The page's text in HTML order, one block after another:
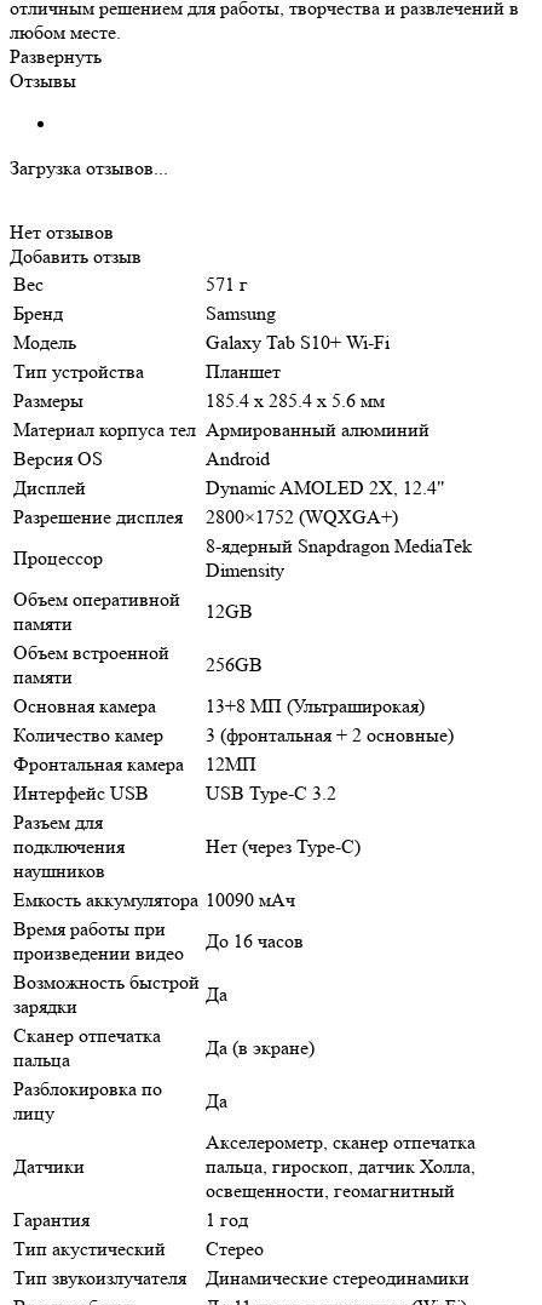
отличным решением для работы, творчества и развлечений в
любом месте.
Развернуть
Отзывы
Загрузка отзывов...
Нет отзывов
Добавить отзыв
Вес
571 г
Бренд
Samsung
Модель
Galaxy Tab S10+ Wi-Fi
Тип устройства
Планшет
Размеры
185.4 x 285.4 x 5.6 мм
Материал корпуса тел Армированный алюминий
Версия OS
Android
Дисплей
Dynamic AMOLED 2X, 12.4"
Разрешение дисплея
2800×1752 (WQXGA+)
Процессор
8-ядерный Snapdragon MediaTek
Dimensity
Объем оперативной
памяти
12GB
Объем встроенной
памяти
256GB
Основная камера
13+8 МП (Ультраширокая)
Количество камер
3 (фронтальная + 2 основные)
Фронтальная камера
12МП
Интерфейс USB
USB Type-C 3.2
Разъем для
подключения
наушников
Нет (через Type-C)
Емкость аккумулятора 10090 мАч
Время работы при
произведении видео
До 16 часов
Возможность быстрой
зарядки
Да
Сканер отпечатка
пальца
Да (в экране)
Разблокировка по
лицу
Да
Датчики
Акселерометр, сканер отпечатка
пальца, гироскоп, датчик Холла,
освещенности, геомагнитный
Гарантия
1 год
Тип акустический
Стерео
Тип звукоизлучателя
Динамические стереодинамики